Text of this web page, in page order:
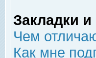
Закладки
Чем
Как мне